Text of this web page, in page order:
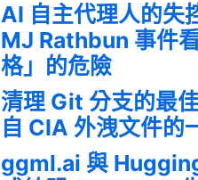
AI 自主代理人的失
MJ Rathbun 事件
格」的危險
清理 Git 分支的最
自 CIA 外洩文件的
ggml.ai 與